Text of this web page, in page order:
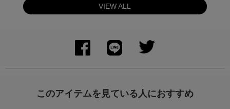
VIEW ALL
このアイテムを見ている人におすすめ